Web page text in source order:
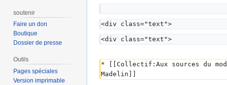
<div class="text">
<div class="text">
* [[Collectif:Aux sources du
Madelin]]
soutenir
Faire un don
Boutique
Dossier de presse
Outils
Pages spéciales
Version imprimable